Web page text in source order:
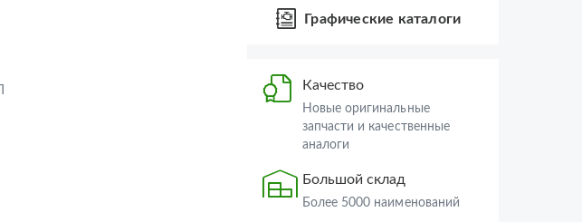
Графические каталоги
Качество
Новые оригинальные
запчасти и качественные
аналоги
Большой склад
Более 5000 наименований